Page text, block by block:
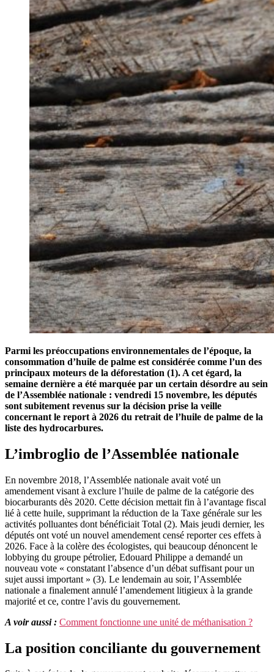
Parmi les préoccupations environnementales de l’époque, la
consommation d’huile de palme est considérée comme l’un des
principaux moteurs de la déforestation (1). A cet égard, la
semaine dernière a été marquée par un certain désordre au sein
de l’Assemblée nationale : vendredi 15 novembre, les députés
sont subitement revenus sur la décision prise la veille
concernant le report à 2026 du retrait de l’huile de palme de la
liste des hydrocarbures.
L’imbroglio de l’Assemblée nationale
En novembre 2018, l’Assemblée nationale avait voté un
amendement visant à exclure l’huile de palme de la catégorie des
biocarburants dès 2020. Cette décision mettait fin à l’avantage fiscal
lié à cette huile, supprimant la réduction de la Taxe générale sur les
activités polluantes dont bénéficiait Total (2). Mais jeudi dernier, les
députés ont voté un nouvel amendement censé reporter ces effets à
2026. Face à la colère des écologistes, qui beaucoup dénoncent le
lobbying du groupe pétrolier, Edouard Philippe a demandé un
nouveau vote « constatant l’absence d’un débat suffisant pour un
sujet aussi important » (3). Le lendemain au soir, l’Assemblée
nationale a finalement annulé l’amendement litigieux à la grande
majorité et ce, contre l’avis du gouvernement.
A voir aussi : Comment fonctionne une unité de méthanisation ?
La position conciliante du gouvernement